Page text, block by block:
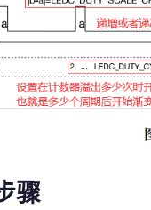
骤